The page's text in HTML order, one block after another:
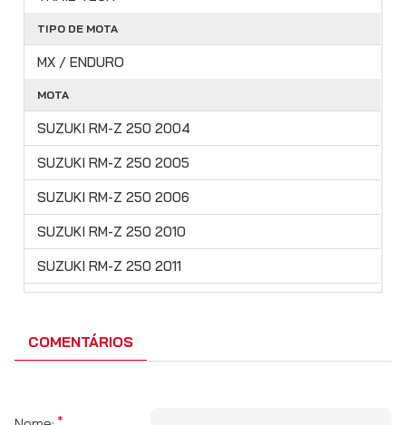
TIPO DE MOTA
MX / ENDURO
MOTA
SUZUKI RM-Z 250 2004
SUZUKI RM-Z 250 2005
SUZUKI RM-Z 250 2006
SUZUKI RM-Z 250 2010
SUZUKI RM-Z 250 2011
SUZUKI RM-Z 250 2013
COMENTÁRIOS